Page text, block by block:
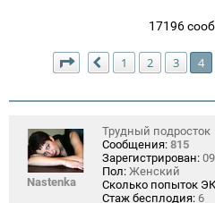
17196
Страница из 492
Пред.
1 2 3 4
Nastenka
Трудный подросток
Сообщения: 815
Зарегистрирован:
Пол: Женский
Сколько попыток
Стаж бесплодия: 6